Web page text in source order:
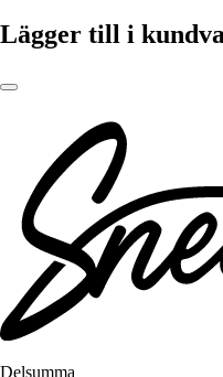
Lägger till i
Delsumma